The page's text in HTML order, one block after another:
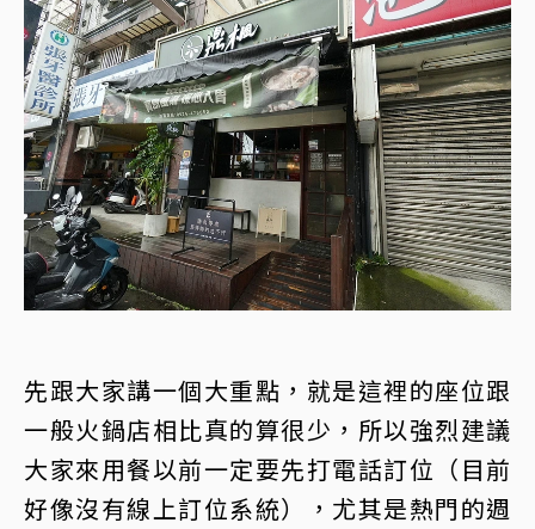
先跟大家講一個大重點，就是這裡的座位跟
一般火鍋店相比真的算很少，所以強烈建議
大家來用餐以前一定要先打電話訂位（目前
好像沒有線上訂位系統），尤其是熱門的週